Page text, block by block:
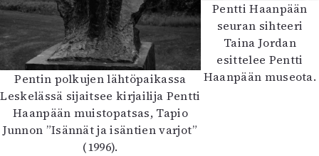
Pentin polkujen lähtöpaikassa
Leskelässä sijaitsee kirjailija Pentti
Haanpään muistopatsas, Tapio
Junnon ”Isännät ja isäntien varjot”
(1996).
Pentti Haanpään
seuran sihteeri
Taina Jordan
esittelee Pentti
Haanpään museota.